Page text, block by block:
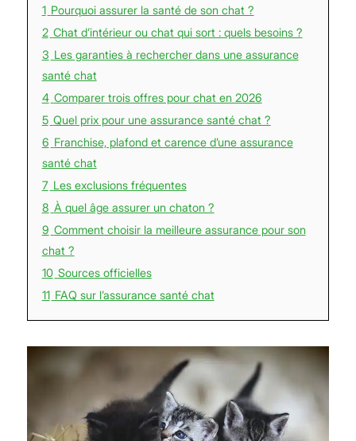
1 Pourquoi assurer la santé de son chat ?
2 Chat d’intérieur ou chat qui sort : quels besoins ?
3 Les garanties à rechercher dans une assurance
santé chat
4 Comparer trois offres pour chat en 2026
5 Quel prix pour une assurance santé chat ?
6 Franchise, plafond et carence d’une assurance
santé chat
7 Les exclusions fréquentes
8 À quel âge assurer un chaton ?
9 Comment choisir la meilleure assurance pour son
chat ?
10 Sources officielles
11 FAQ sur l’assurance santé chat